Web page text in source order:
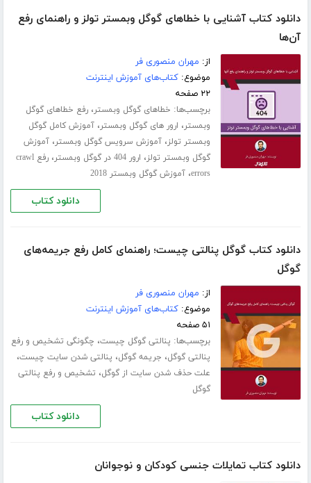
دانلود کتاب آشنایی با خطاهای گوگل وبمستر تولز و راهنمای رفع
آن‌ها
از: مهران منصوری فر
موضوع:کتاب‌های آموزش اینترنت
۲۲ صفحه
برچسب‌ها: خطاهای گوگل وبمستر،رفع خطاهای گوگل
وبمستر، ارور های گوگل وبمستر،آموزش کامل گوگل
وبمستر تولز،آموزش سرویس گوگل وبمستر،آموزش
گوگل وبمستر تولز، ارور 404 در گوگل وبمستر ،
رفع crawl
errors،آموزش گوگل وبمستر 2018
دانلود کتاب
دانلود کتاب گوگل پنالتی چیست؛ راهنمای کامل رفع جریمه‌های
گوگل
از: مهران منصوری فر
موضوع:کتاب‌های آموزش اینترنت
۵۱ صفحه
برچسب‌ها: پنالتی گوگل چیست، چگونگی تشخیص و رفع
پنالتی گوگل، جریمه گوگل، پنالتی شدن سایت چیست،
علت حذف شدن سایت از گوگل، تشخیص و رفع پنالتی
گوگل
دانلود کتاب
دانلود کتاب تمایلات جنسی کودکان و نوجوانان